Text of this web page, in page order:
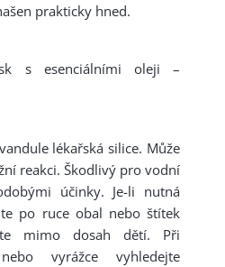
prakticky hned.
s esenciálními oleji –
lékařská silice. Může
reakci. Škodlivý pro vodní
účinky. Je-li nutná
po ruce obal nebo štítek
mimo dosah dětí. Při
vyrážce vyhledejte